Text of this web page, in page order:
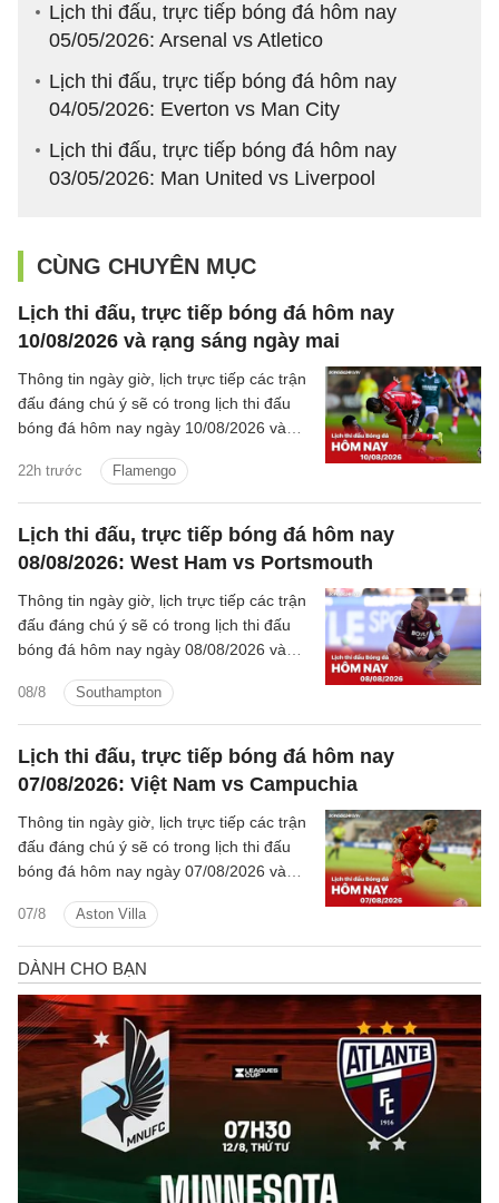
Lịch thi đấu, trực tiếp bóng đá hôm nay
05/05/2026: Arsenal vs Atletico
Lịch thi đấu, trực tiếp bóng đá hôm nay
04/05/2026: Everton vs Man City
Lịch thi đấu, trực tiếp bóng đá hôm nay
03/05/2026: Man United vs Liverpool
CÙNG CHUYÊN MỤC
Lịch thi đấu, trực tiếp bóng đá hôm nay
10/08/2026 và rạng sáng ngày mai
22h trước Flamengo
Thông tin ngày giờ, lịch trực tiếp các trận
đấu đáng chú ý sẽ có trong lịch thi đấu
bóng đá hôm nay ngày 10/08/2026 và
tiếp.
Lịch thi đấu, trực tiếp bóng đá hôm nay
08/08/2026: West Ham vs Portsmouth
08/8 Southampton
Thông tin ngày giờ, lịch trực tiếp các trận
đấu đáng chú ý sẽ có trong lịch thi đấu
bóng đá hôm nay ngày 08/08/2026 và
tiếp.
Lịch thi đấu, trực tiếp bóng đá hôm nay
07/08/2026: Việt Nam vs Campuchia
07/8 Aston Villa
Thông tin ngày giờ, lịch trực tiếp các trận
đấu đáng chú ý sẽ có trong lịch thi đấu
bóng đá hôm nay ngày 07/08/2026 và
tiếp.